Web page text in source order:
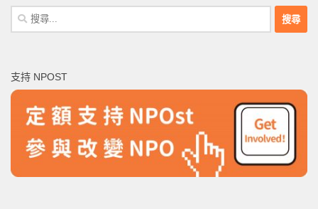
搜
尋
字:
支持 NPOST